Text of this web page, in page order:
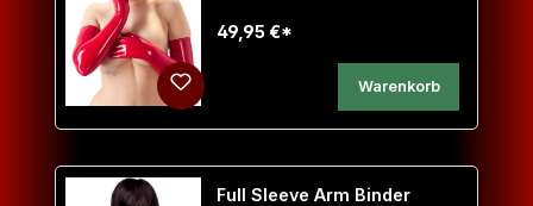
49,95 €*
Warenkorb
Full Sleeve Arm Binder